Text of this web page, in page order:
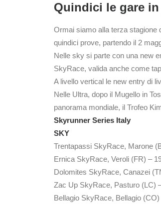
Quindici le gare
Ormai siamo alla terza stagione
quindici prove, partendo il 2
Nelle sky si parte con una new
SkyRace, valida anche come
A livello vertical le new entry di
Nelle Ultra, dopo il Mugello in
panorama mondiale, il Trofeo
Skyrunner Series Italy
SKY
Trentapassi SkyRace, Marone
Ernica SkyRace, Veroli (FR) –
Dolomites SkyRace, Canazei
Zac Up SkyRace, Pasturo (LC)
Bellagio SkyRace, Bellagio